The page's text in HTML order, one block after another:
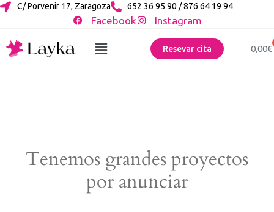
C/ Porvenir 17, Zaragoza 652 36 95 90 / 876 64 19 94
Facebook Instagram
Resevar cita 0,00€
Tenemos grandes proyectos
por anunciar